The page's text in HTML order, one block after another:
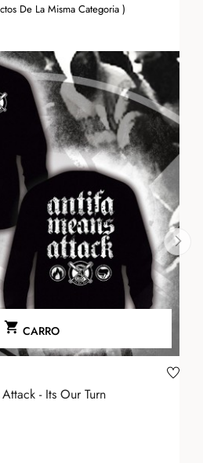
De La Misma Categoria )
 CARRO
- Its Our Turn
›